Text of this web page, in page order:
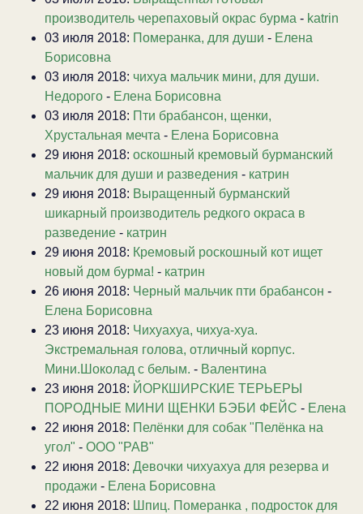
производитель черепаховый окрас бурма - katrin
03 июля 2018: Померанка, для души - Елена
Борисовна
03 июля 2018: чихуа мальчик мини, для души.
Недорого - Елена Борисовна
03 июля 2018: Пти брабансон, щенки,
Хрустальная мечта - Елена Борисовна
29 июня 2018: оскошный кремовый бурманский
мальчик для души и разведения - катрин
29 июня 2018: Выращенный бурманский
шикарный производитель редкого окраса в
разведение - катрин
29 июня 2018: Кремовый роскошный кот ищет
новый дом бурма! - катрин
26 июня 2018: Черный мальчик пти брабансон -
Елена Борисовна
23 июня 2018: Чихуахуа, чихуа-хуа.
Экстремальная голова, отличный корпус.
Мини.Шоколад с белым. - Валентина
23 июня 2018: ЙОРКШИРСКИЕ ТЕРЬЕРЫ
ПОРОДНЫЕ МИНИ ЩЕНКИ БЭБИ ФЕЙС - Елена
22 июня 2018: Пелёнки для собак "Пелёнка на
угол" - ООО "РАВ"
22 июня 2018: Девочки чихуахуа для резерва и
продажи - Елена Борисовна
22 июня 2018: Шпиц. Померанка , подросток для